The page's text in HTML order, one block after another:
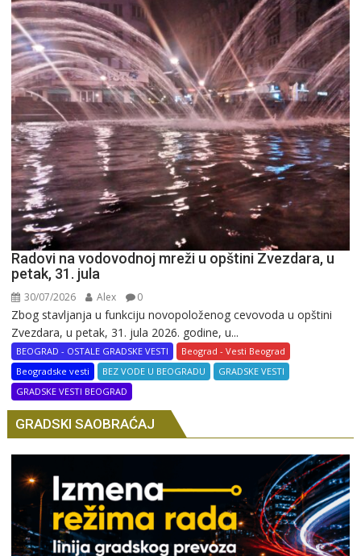
Radovi na vodovodnoj mreži u opštini Zvezdara, u
petak, 31. jula
30/07/2026 Alex 0
Zbog stavljanja u funkciju novopoloženog cevovoda u opštini
Zvezdara, u petak, 31. jula 2026. godine, u...
BEOGRAD - OSTALE GRADSKE VESTI
Beograd - Vesti Beograd
Beogradske vesti
BEZ VODE U BEOGRADU
GRADSKE VESTI
GRADSKE VESTI BEOGRAD
GRADSKI SAOBRAĆAJ